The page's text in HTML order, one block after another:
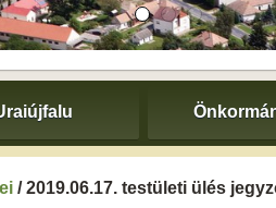
/ 2019.06.17. testületi ülés